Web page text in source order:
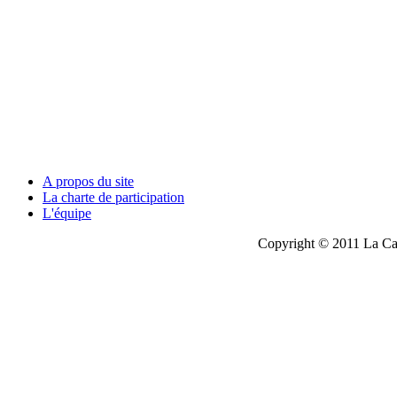
A propos du site
La charte de participation
L'équipe
Copyright © 2011 La